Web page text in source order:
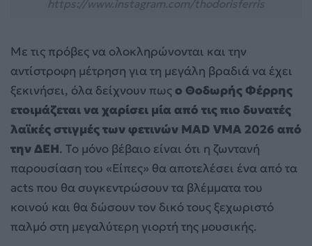
Με τις πρόβες να ολοκληρώνονται και την
αντίστροφη μέτρηση για τη μεγάλη βραδιά να έχει
ξεκινήσει, όλα δείχνουν πωςο Θοδωρής Φέρρης
ετοιμάζεται να χαρίσει μία από τις πιο δυνατές
λαϊκές στιγμές των φετινών MAD VMA 2026 από
την ΔΕΗ. Το μόνο βέβαιο είναι ότι η ζωντανή
παρουσίαση του «Είπες» θα αποτελέσει ένα από τα
acts που θα συγκεντρώσουν τα βλέμματα του
κοινού και θα δώσουν τον δικό τους ξεχωριστό
παλμό στη μεγαλύτερη γιορτή της μουσικής.